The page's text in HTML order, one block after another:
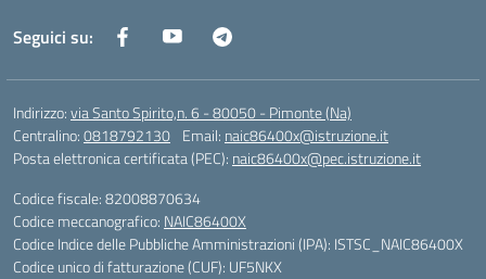
Seguici su:
Indirizzo:via Santo Spirito,n. 6 - 80050 - Pimonte (Na)
Centralino:0818792130 Email: naic86400x@istruzione.it
Posta elettronica certificata (PEC): naic86400x@pec.istruzione.it
Codice fiscale: 82008870634
Codice meccanografico: NAIC86400X
Codice Indice delle Pubbliche Amministrazioni (IPA): ISTSC_NAIC86400X
Codice unico di fatturazione (CUF): UF5NKX